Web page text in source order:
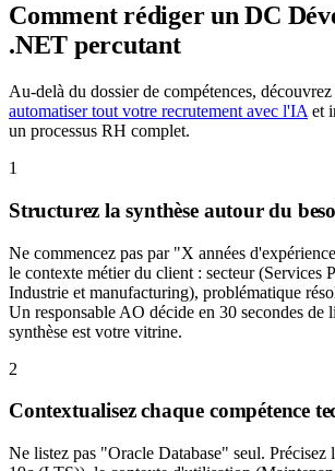
Comment rédiger un DC
.NET percutant
Au-delà du dossier de compétences,
automatiser tout votre recrutement avec l'IA et
un processus RH complet.
1
Structurez la synthèse autour du
Ne commencez pas par "X années
le contexte métier du client : secteur (Services
Industrie et manufacturing), problématique
Un responsable AO décide en 30 secondes
synthèse est votre vitrine.
2
Contextualisez chaque compétence
Ne listez pas "Oracle Database" seul. Précisez